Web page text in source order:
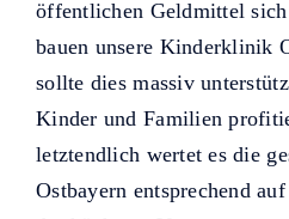
öffentlichen Geldmittel
bauen unsere Kinderklinik
sollte dies massiv
Kinder und Familien
letztendlich wertet es die
Ostbayern entsprechend